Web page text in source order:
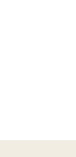
weitere
beachte,